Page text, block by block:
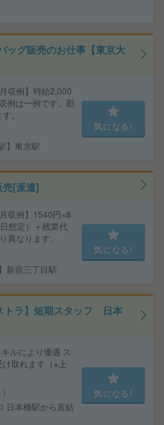
ッグ販売のお仕事【東京大
収例】時給2,000
例は一例です。勤
。
】東京駅
気になる!
売[派遣]
収例】1540円×8
想定）＋残業代
異なります。
新宿三丁目駅
気になる!
トラ】短期スタッフ 日本
ルにより優遇 ス
取れます（※上
日本橋駅から直結
気になる!